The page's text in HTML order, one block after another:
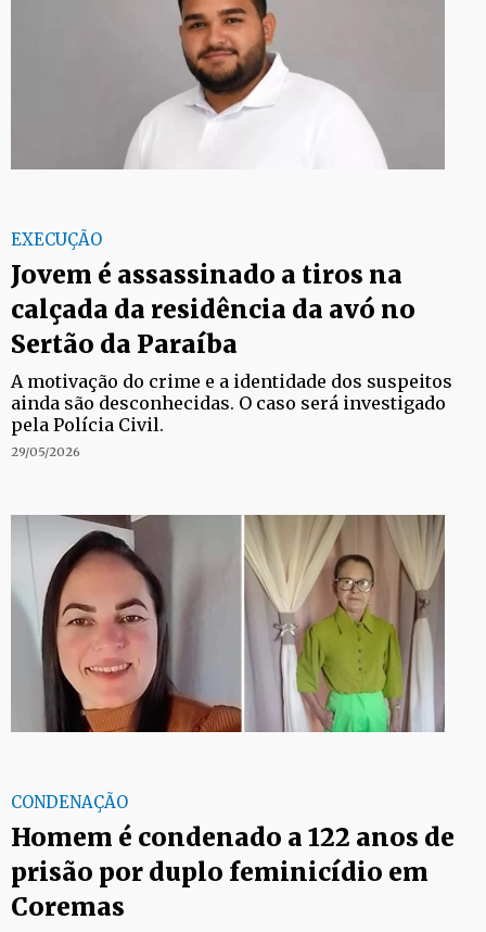
EXECUÇÃO
Jovem é assassinado a tiros na
calçada da residência da avó no
Sertão da Paraíba
A motivação do crime e a identidade dos suspeitos
ainda são desconhecidas. O caso será investigado
pela Polícia Civil.
29/05/2026
CONDENAÇÃO
Homem é condenado a 122 anos de
prisão por duplo feminicídio em
Coremas